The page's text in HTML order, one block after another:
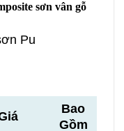
sơn vân gỗ
Pu
Bao
Gồm